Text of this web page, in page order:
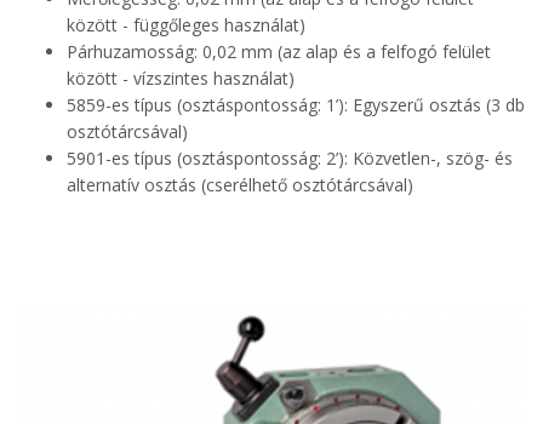
között - függőleges használat)
Párhuzamosság: 0,02 mm (az alap és a felfogó felület
között - vízszintes használat)
5859-es típus (osztáspontosság: 1’): Egyszerű osztás (3 db
osztótárcsával)
5901-es típus (osztáspontosság: 2’): Közvetlen-, szög- és
alternatív osztás (cserélhető osztótárcsával)